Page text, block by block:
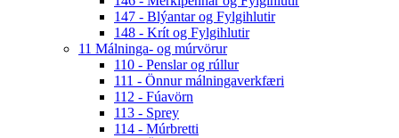
147 - Blýantar og Fylgihlutir
148 - Krít og Fylgihlutir
11 Málninga- og múrvörur
110 - Penslar og rúllur
111 - Önnur málningaverkfæri
112 - Fúavörn
113 - Sprey
114 - Múrbretti